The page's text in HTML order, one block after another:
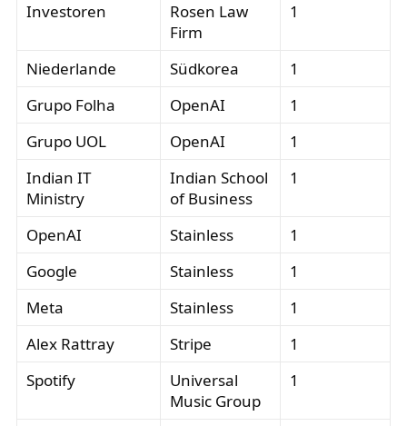
Investoren
Rosen Law
Firm
1
Niederlande Südkorea
1
Grupo Folha
OpenAI
1
Grupo UOL
OpenAI
1
Indian IT
Ministry
Indian School
of Business
1
OpenAI Stainless
1
Google
Stainless
1
Meta
Stainless
1
Alex Rattray
Stripe
1
Spotify
Universal
Music Group
1